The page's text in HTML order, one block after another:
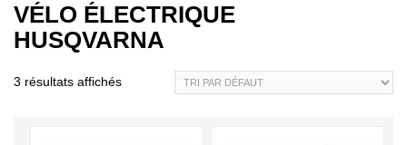
VÉLO ÉLECTRIQUE
HUSQVARNA
3 résultats affichés